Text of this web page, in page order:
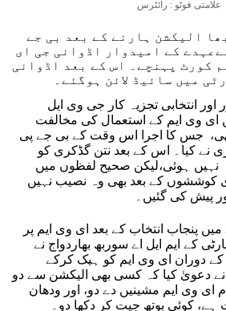
علامتی فوٹو : رائٹرس
لوک سبھا الیکشن ہارنے کے بعد بی جے
کے امیدوار اڈوانی جی ای
کورٹ پہنچے۔ اس کے بعد اڈوانی
میں سائیڈ لائن ہوگئے۔
اور انتخابی تجزیہ کار جی وی ایل
راؤ نے 2010 میں ای وی ایم کے استعمال کی مخالفت
جس کا اجرا اس وقت کے بی جے پی
نے کیا۔ اس کے بعد نتن گڈکری کو
ہوئی،لیکن صحیح لفظوں میں
کوششوں کے بعد بھی وہ نصیب نہیں
پیش کی گئیں۔
عام آدمی پارٹی نے 2017 میں پنجاب انتخاب کے بعد ای وی ایم پر
کے ایم ایل اے سوربھ بھاردواج نے
دوران ای وی ایم کو ہیک کرکے
نے دعویٰ کیا کہ کسی بھی الیکشن سے دو
ای وی ایم مشینیں دے دو، اور ودھان
کوئی بوتھ جیت کر دکھا دو۔